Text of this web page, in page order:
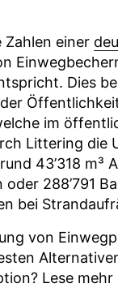
Zahlen einer
Dies
im
Littering die
43’318 m³
oder 288’791
bei
von
Lese